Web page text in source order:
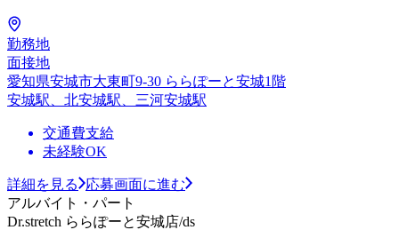
勤務地
面接地
愛知県安城市大東町9-30 ららぽーと安城1階
安城駅、北安城駅、三河安城駅
交通費支給
未経験OK
詳細を見る
応募画面に進む
アルバイト・パート
Dr.stretch ららぽーと安城店/ds